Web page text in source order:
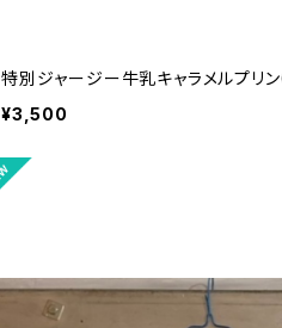
特別ジャージー牛乳キャラメルプリ
¥3,500